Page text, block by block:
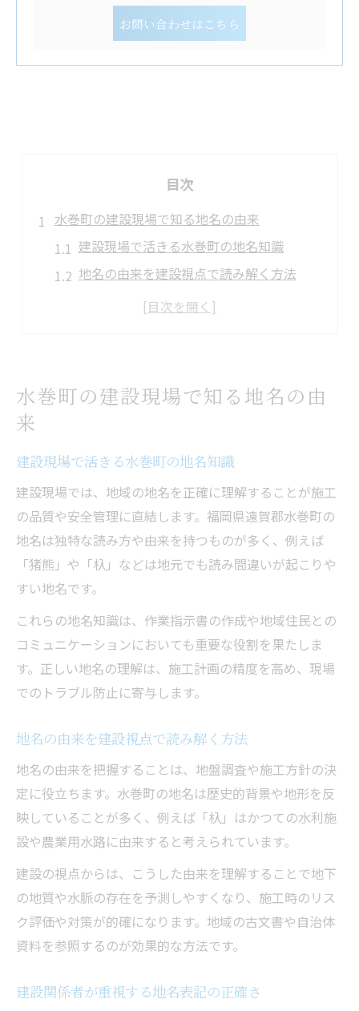
お問い合わせはこちら
目次
水巻町の建設現場で知る地名の由来
建設現場で活きる水巻町の地名知識
地名の由来を建設視点で読み解く方法
建設関係者が重視する地名表記の正確さ
施工指導で知っておきたい猪熊の情報
猪熊・杁の地名が施工指導で重要な理由
建設業における猪熊や杁の基礎的知識
施工指導に効く難読地名の理解方法
有名人と建設業から見る水巻町の魅力
建設業と有名人が彩る水巻町の魅力
水巻町出身有名人と建設業界の関係性
建設分野で活躍する水巻町ゆかりの人々
有名人目線でひも解く建設と地域の魅力
建設業界の人物から見る水巻町の特色
建設実務で役立つ難読地名整理のコツ
水巻町の難読地名と建設業の関連性
建設現場で重要な地名情報の整理法
難読地名の読み間違い防止と建設知識
建設資料作成に生かす地名情報整理術
地域調査に活きる建設と地名の知識
地域調査で重宝する建設と地名の知恵
建設分野で必要な地名知識の活かし方
地名調査と建設実務の連携ポイント
建設現場から見る地域調査の重要性
水巻町の建設現場で知る地名の由
来
建設現場で活きる水巻町の地名知識
建設現場では、地域の地名を正確に理解することが施工
の品質や安全管理に直結します。福岡県遠賀郡水巻町の
地名は独特な読み方や由来を持つものが多く、例えば
「猪熊」や「杁」などは地元でも読み間違いが起こりや
すい地名です。
これらの地名知識は、作業指示書の作成や地域住民との
コミュニケーションにおいても重要な役割を果たしま
す。正しい地名の理解は、施工計画の精度を高め、現場
でのトラブル防止に寄与します。
地名の由来を建設視点で読み解く方法
地名の由来を把握することは、地盤調査や施工方針の決
定に役立ちます。水巻町の地名は歴史的背景や地形を反
映していることが多く、例えば「杁」はかつての水利施
設や農業用水路に由来すると考えられています。
建設の視点からは、こうした由来を理解することで地下
の地質や水脈の存在を予測しやすくなり、施工時のリス
ク評価や対策が的確になります。地域の古文書や自治体
資料を参照するのが効果的な方法です。
建設関係者が重視する地名表記の正確さ